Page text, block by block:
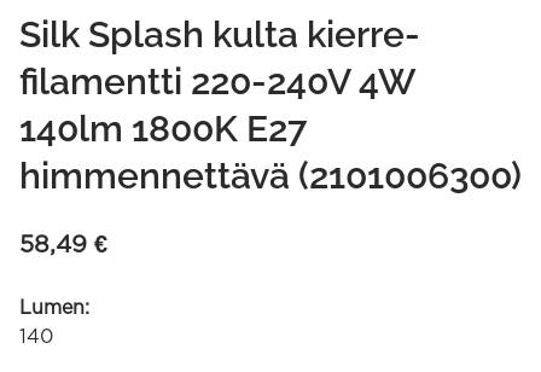
Silk Splash kulta kierre-
filamentti 220-240V 4W
140lm 1800K E27
himmennettävä (2101006300)
58,49 €
Lumen:
140